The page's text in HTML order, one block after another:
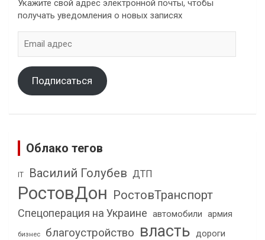
Укажите свой адрес электронной почты, чтобы
получать уведомления о новых записях
адрес
Подписаться
Облако тегов
IT Василий Голубев ДТП
РостовДон РостовТранспорт
Спецоперация на Украине автомобили армия
бизнес благоустройство власть дороги